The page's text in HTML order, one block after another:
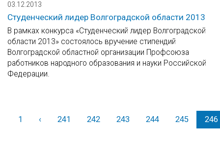
03.12.2013
Студенческий лидер Волгоградской области 2013
В рамках конкурса «Студенческий лидер Волгоградской
области 2013» состоялось вручение стипендий
Волгоградской областной организации Профсоюза
работников народного образования и науки Российской
Федерации.
1 ‹Назад241 242 243 244 245 246